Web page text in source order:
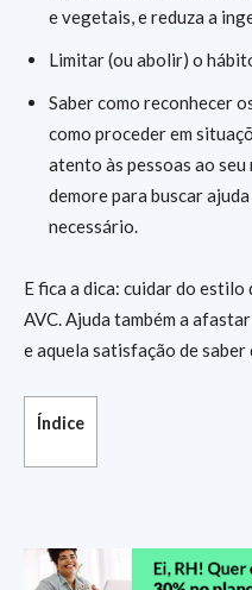
e vegetais, e reduza a
Limitar (ou abolir) o
Saber como reconhecer
como proceder em
atento às pessoas ao
demore para buscar
necessário.
E fica a dica: cuidar do
AVC. Ajuda também a
e aquela satisfação de
Índice